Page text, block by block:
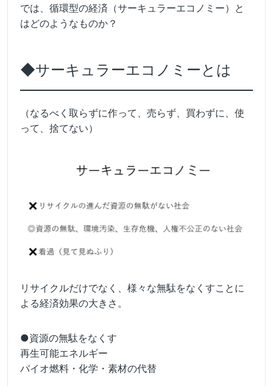
では、循環型の経済（サーキュラーエコノミー）と
はどのようなものか？
◆サーキュラーエコノミーとは
（なるべく取らずに作って、売らず、買わずに、使
って、捨てない）
リサイクルだけでなく、様々な無駄をなくすことに
よる経済効果の大きさ。
●資源の無駄をなくす
再生可能エネルギー
バイオ燃料・化学・素材の代替